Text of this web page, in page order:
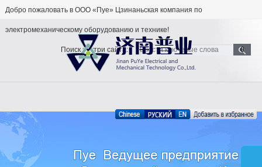
Добро пожаловать в ООО «Пуе» Цзинаньская компания по
электромеханическому оборудованию и технике!
Поиск внутри сайта: